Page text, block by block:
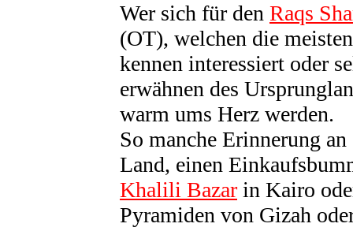
Wer sich für den Raqs
(OT), welchen die
kennen interessiert oder
erwähnen des
warm ums Herz werden.
So manche Erinnerung
Land, einen
Khalili Bazar in Kairo
Pyramiden von Gizah